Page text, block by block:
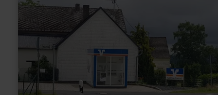
plus
sur
:
Volksbank
Voba
Ahr-
Filiale
in
Hirten-